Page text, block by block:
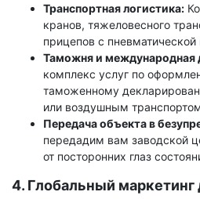
Транспортная логистика:
кранов, тяжеловесного
прицепов с пневматической
Таможня и международная
комплекс услуг по
таможенному
или воздушным
Передача объекта в
передадим вам заводской
от посторонних глаз
4. Глобальный маркетинг